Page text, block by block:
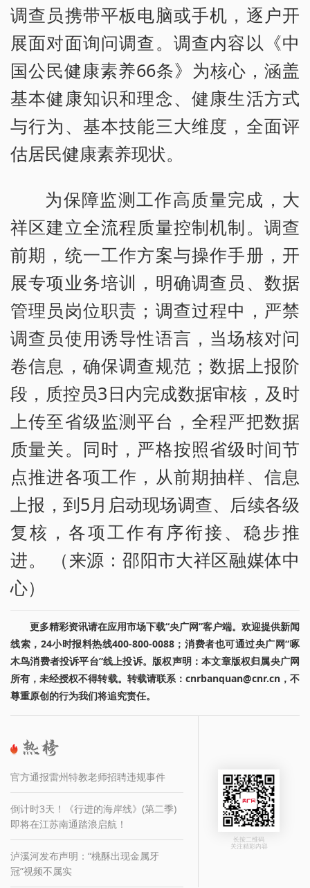
调查员携带平板电脑或手机，逐户开
展面对面询问调查。调查内容以《中
国公民健康素养66条》为核心，涵盖
基本健康知识和理念、健康生活方式
与行为、基本技能三大维度，全面评
估居民健康素养现状。
为保障监测工作高质量完成，大
祥区建立全流程质量控制机制。调查
前期，统一工作方案与操作手册，开
展专项业务培训，明确调查员、数据
管理员岗位职责；调查过程中，严禁
调查员使用诱导性语言，当场核对问
卷信息，确保调查规范；数据上报阶
段，质控员3日内完成数据审核，及时
上传至省级监测平台，全程严把数据
质量关。同时，严格按照省级时间节
点推进各项工作，从前期抽样、信息
上报，到5月启动现场调查、后续各级
复核，各项工作有序衔接、稳步推
进。 （来源：邵阳市大祥区融媒体中
心）
更多精彩资讯请在应用市场下载“央广网”客户端。欢迎提供新闻
线索，24小时报料热线400-800-0088；消费者也可通过央广网“啄
木鸟消费者投诉平台”线上投诉。版权声明：本文章版权归属央广网
所有，未经授权不得转载。转载请联系：cnrbanquan@cnr.cn，不
尊重原创的行为我们将追究责任。
官方通报雷州特教老师招聘违规事件
倒计时3天！《行进的海岸线》(第二季)
即将在江苏南通踏浪启航！
泸溪河发布声明：“桃酥出现金属牙
冠”视频不属实
长按二维码
关注精彩内容